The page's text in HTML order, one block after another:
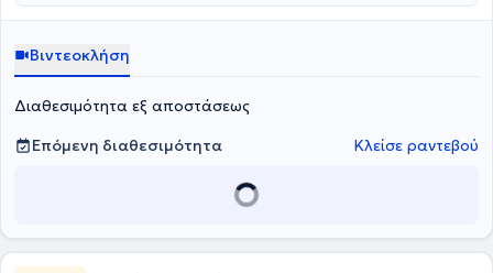
Βιντεοκλήση
Διαθεσιμότητα εξ αποστάσεως
Επόμενη διαθεσιμότητα
Κλείσε ραντεβού